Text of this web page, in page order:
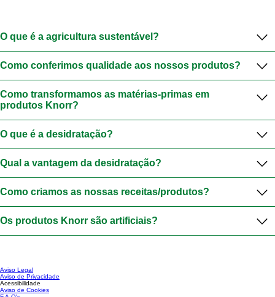
O que é a agricultura sustentável?
Como conferimos qualidade aos nossos produtos?
Como transformamos as matérias-primas em
produtos Knorr?
O que é a desidratação?
Qual a vantagem da desidratação?
Como criamos as nossas receitas/produtos?
Os produtos Knorr são artificiais?
Aviso Legal
Aviso de Privacidade
Acessibilidade
Aviso de Cookies